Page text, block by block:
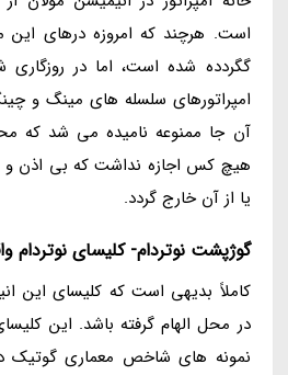
است. هرچند که امروزه درهای این
گگردده شده است، اما در
امپراتورهای سلسله های مینگ و
آن جا ممنوعه نامیده می شد که
هیچ کس اجازه نداشت که بی اذن و
یا از آن خارج گردد.
گوژپشت نوتردام- کلیسای نوتردام
کاملاً بدیهی است که کلیسای این
در محل الهام گرفته باشد. این
نمونه های شاخص معماری گوتیک